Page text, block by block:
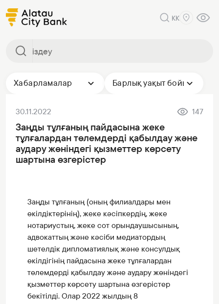
KK
Хабарламалар Барлық уақыт бойы
30.11.2022 147
Заңды тұлғаның пайдасына жеке
тұлғалардан төлемдерді қабылдау және
аудару жөніндегі қызметтер көрсету
шартына өзгерістер
Заңды тұлғаның (оның филиалдары мен
өкілдіктерінің), жеке кәсіпкердің, жеке
нотариустың, жеке сот орындаушысының,
адвокаттың және кәсіби медиатордың
шетелдік дипломатиялық және консулдық
өкілдігінің пайдасына жеке тұлғалардан
төлемдерді қабылдау және аудару жөніндегі
қызметтер көрсету шартына өзгерістер
бекітілді. Олар 2022 жылдың 8